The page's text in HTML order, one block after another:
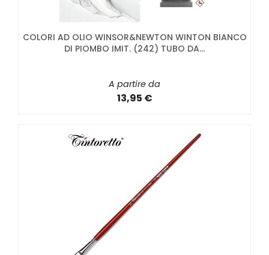
COLORI AD OLIO WINSOR&NEWTON WINTON BIANCO
DI PIOMBO IMIT. (242) TUBO DA...
A partire da
13,95 €